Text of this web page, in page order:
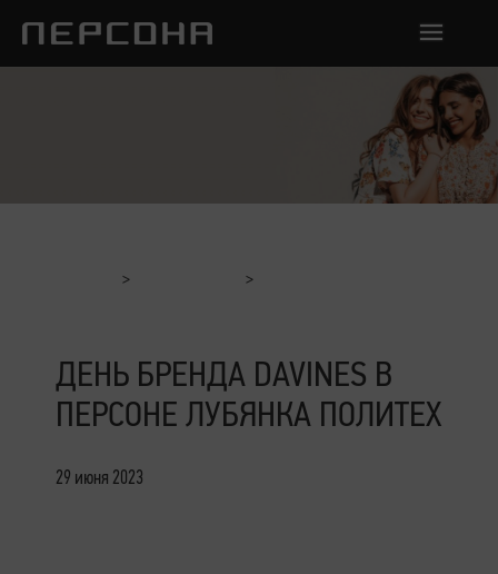
ДЕНЬ БРЕНДА DAVINES В
ПЕРСОНЕ ЛУБЯНКА ПОЛИТЕХ
29 июня 2023